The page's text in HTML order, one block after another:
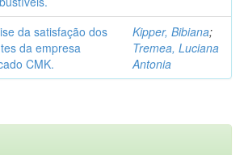
da satisfação dos
da empresa
CMK.
Kipper, Bibiana;
Tremea, Luciana
Antonia